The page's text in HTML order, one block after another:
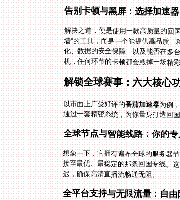
告别卡顿与黑屏：选择加速
解决之道，便是使用一款高质量的回
墙”的工具，而是一个能提供高品质、
化、数据的安全保障，以及能否在多
机，任何环节的卡顿都会毁掉一场精
解锁全球赛事：六大核心
以市面上广受好评的番茄加速器为例
通过一套精密系统，为你量身打造回
全球节点与智能线路：你的
想象一下，它拥有遍布全球的服务器
接至最优、最稳定的那条回国专线。
迟，确保高清直播流畅通无阻。
全平台支持与无限流量：自